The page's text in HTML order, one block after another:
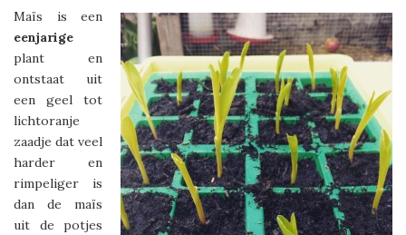
Maïs is een
eenjarige
plant en
ontstaat uit
een geel tot
lichtoranje
zaadje dat veel
harder en
rimpeliger is
dan de maïs
uit de potjes